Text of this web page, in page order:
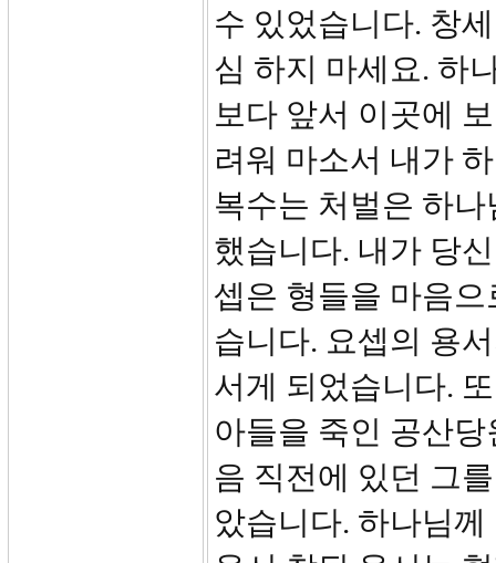
수 있었습니다. 창
심 하지 마세요. 하
보다 앞서 이곳에
려워 마소서 내가
복수는 처벌은 하
했습니다. 내가 당
셉은 형들을 마음
습니다. 요셉의 용
서게 되었습니다.
아들을 죽인 공산
음 직전에 있던 그
았습니다. 하나님